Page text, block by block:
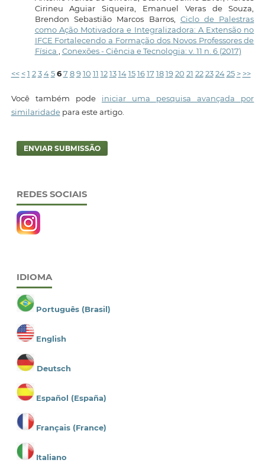
Cirineu Aguiar Siqueira, Emanuel Veras de Souza,
Brendon Sebastião Marcos Barros, Ciclo de Palestras
como Ação Motivadora e Integralizadora: A Extensão no
IFCE Fortalecendo a Formação dos Novos Professores de
Física
Conexões - Ciência e Tecnologia: v. 11 n. 6 (2017)
<< < 1 2 3 4 5 6 7 8 9 10 11 12 13 14 15 16 17 18 19 20 21 22 23 24 25 > >>
Você também pode iniciar uma pesquisa avançada por
similaridadepara este artigo.
ENVIAR SUBMISSÃO
REDES SOCIAIS
IDIOMA
Português (Brasil)
English
Deutsch
Español (España)
Français (France)
Italiano